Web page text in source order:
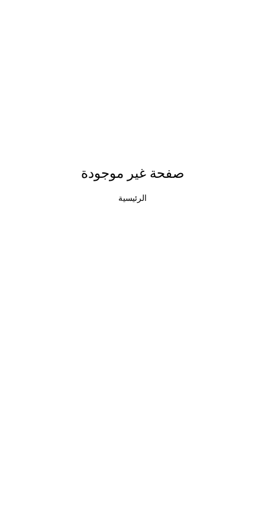
صفحة غير موجودة
الرئيسية